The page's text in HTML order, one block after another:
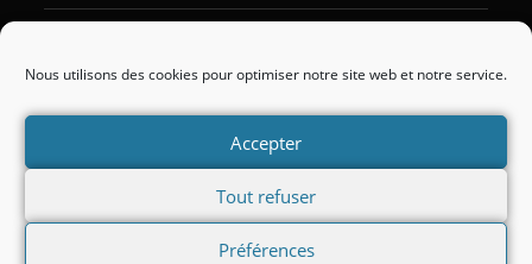
Nous utilisons des cookies pour optimiser notre site web et notre service.
Accepter
Tout refuser
Préférences
Non classé (2)
PÉTITIONS (7)
SONDAGES (2)
VIDEOS (2)